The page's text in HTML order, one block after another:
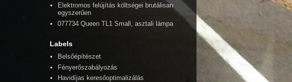
Elektromos felújítás költségei brutálisan
egyszerűen
077734 Queen TL1 Small, asztali lámpa
Labels
Belsőépítészet
Fényerőszabályozás
Havidíjas keresőoptimalizálás